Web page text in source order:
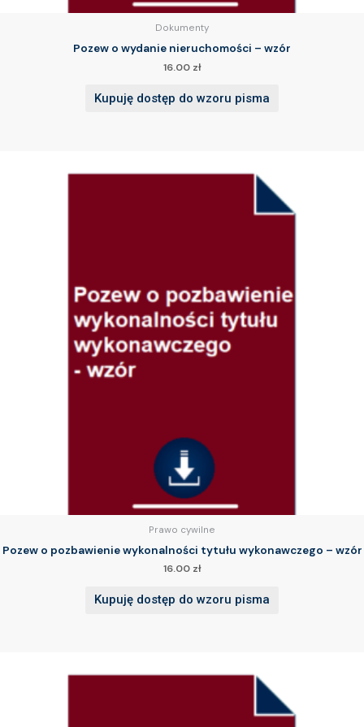
Dokumenty
Pozew o wydanie nieruchomości – wzór
16.00 zł
Kupuję dostęp do wzoru pisma
Prawo cywilne
Pozew o pozbawienie wykonalności tytułu wykonawczego – wzór
16.00 zł
Kupuję dostęp do wzoru pisma